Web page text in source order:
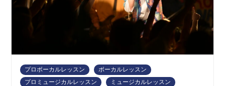
プロボーカルレッスン
ボーカルレッスン
プロミュージカルレッスン
ミュージカルレッスン